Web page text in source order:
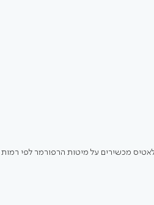
מכשירים על מיטות הרפורמר לפי רמות